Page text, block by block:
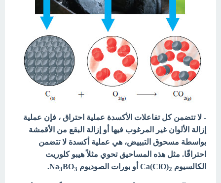
- لا تتضمن كل تفاعلات الأكسدة عملية احتراق ، فإن عملية
إزالة الألوان غير المرغوب فيها أو إزالة البقع من الأقمشة
بواسطة مسحوق التبييض، هي عملية أكسدة لا تتضمن
احتراقًا. مثل هذه المساحيق تحوي مثلاً هيبو كلوريت
الكالسيوم 2(Ca(ClO أو بورات الصوديوم Na 3BO3
.